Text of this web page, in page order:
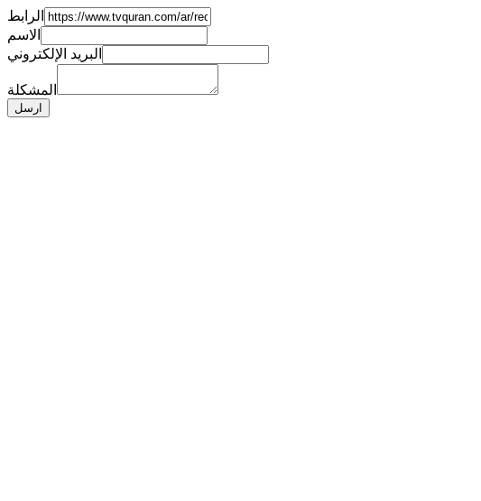
الرابط
الاسم
البريد الإلكتروني
المشكلة
ارسل